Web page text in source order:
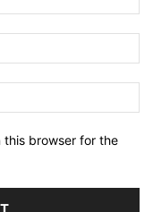
this browser for the